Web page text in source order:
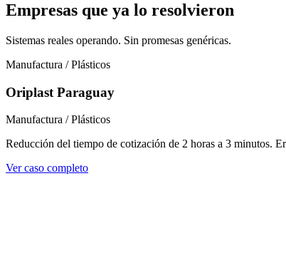
Empresas que ya lo resolvieron
Sistemas reales operando. Sin promesas genéricas.
Manufactura / Plásticos
Oriplast Paraguay
Manufactura / Plásticos
Reducción del tiempo de cotización de 2 horas a 3 minutos.
Ver caso completo